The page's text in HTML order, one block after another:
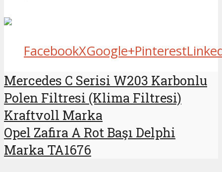
FacebookXGoogle+Pinterest
Mercedes C Serisi W203 Karbonlu
Polen Filtresi (Klima Filtresi)
Kraftvoll Marka
Opel Zafira A Rot Başı Delphi
Marka TA1676